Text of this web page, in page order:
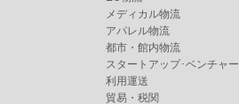
メディカル物流
アパレル物流
都市・館内物流
スタートアップ･ベンチャー
利用運送
貿易・税関